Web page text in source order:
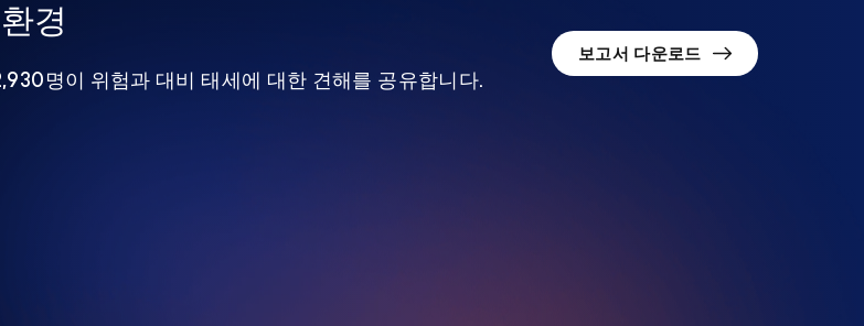
경
명이 위험과 대비 태세에 대한 견해를 공유합니다.
보고서 다운로드